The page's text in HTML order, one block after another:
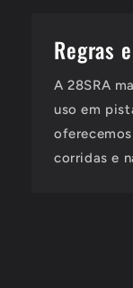
Regras
A 28SRA
uso em
corridas e